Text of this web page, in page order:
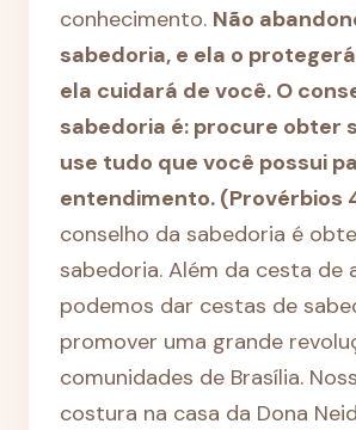
conhecimento. Não
sabedoria, e ela o
ela cuidará de você. O
sabedoria é: procure obter
use tudo que você possui
entendimento. (Provérbios
conselho da sabedoria é
sabedoria. Além da cesta de
podemos dar cestas de
promover uma grande
comunidades de Brasília.
costura na casa da Dona